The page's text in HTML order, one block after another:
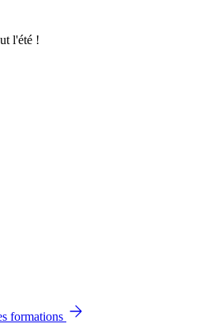
l'été !
formations